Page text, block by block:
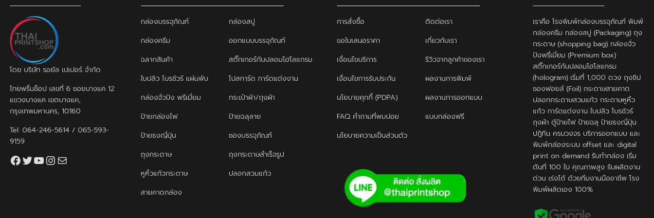
โดย บริษัท รอยัล เปเปอร์ จำกัด
ไทยพริ้นช็อป เลขที่ 6 ซอยบางแค 12
แขวงบางแค เขตบางแค,
กรุงเทพมหานคร, 10160
Tel. 064-246-5614 / 065-593-
9159
Facebook
Twitter
YouTube
Instagram
thaiprintshop.aw@gmail.com
กล่องบรรจุภัณฑ์
กล่องสบู่
กล่องครีม
ออกแบบบรรจุภัณฑ์
ฉลากสินค้า
สติ๊กเกอร์กันปลอมโฮโลแกรม
ใบปลิว โบรชัวร์ แผ่นพับ
โปสการ์ด การ์ดแต่งงาน
กล่องจั่วปัง พรีเมี่ยม
กระเป๋าผ้า/ถุงผ้า
ป้ายกล่องไฟ
ป้ายฉลุลาย
ป้ายธงญี่ปุ่น
ซองบรรจุภัณฑ์
ถุงกระดาษ
ถุงกระดาษสำเร็จรูป
หูหิ้วแก้วกระดาษ
ปลอกสวมแก้ว
สายคาดกล่อง
การสั่งซื้อ
ติดต่อเรา
ขอใบเสนอราคา
เกี่ยวกับเรา
เงื่อนไขบริการ
รีวิวจากลูกค้าของเรา
เงื่อนไขการรับประกัน
ผลงานการพิมพ์
นโยบายคุกกี้ (PDPA)
ผลงานการออกแบบ
FAQ คำถามที่พบบ่อย
แบบกล่องฟรี
นโยบายความเป็นส่วนตัว
เราคือ โรงพิมพ์กล่องบรรจุภัณฑ์ พิมพ์
กล่องครีม กล่องสบู่ (Packaging) ถุง
กระดาษ (shopping bag) กล่องจั่ว
ปังพรี่เมี่ยม (Premium box)
สติ๊กเกอร์กันปลอมโฮโลแกรม
(hologram) เริ่มที่ 1,000 ดวง ถุงซิป
ซองฟอยล์ (Foil) กระดาษสายคาด
ปลอกกระดาษสวมแก้ว กระดาษหูหิ้ว
แก้ว การ์ดแต่งงาน ใบปลิว โบรชัวร์
ถุงผ้า ตู้ป้ายไฟ ป้ายฉลุ ป้ายธงญี่ปุ่น
ปฎิทิน ครบวงจร บริการออกแบบ และ
พิมพ์กล่องระบบ offset และ digital
print on demand รับทำกล่อง เริ่ม
ต้นที่ 100 ใบ คุณภาพสูง รับผลิตงาน
ด่วน เร่งได้ ด้วยทีมงานมืออาชีพ โรง
พิมพ์ผลิตเอง 100%